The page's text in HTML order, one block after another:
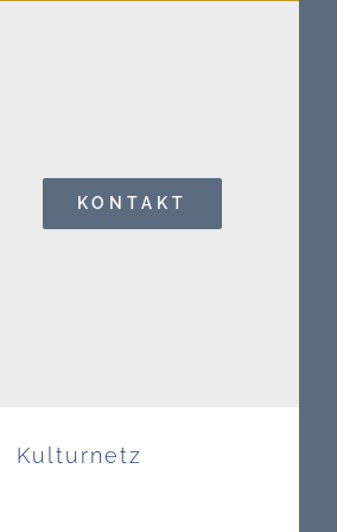
Search
KONTAKT
Kulturnetz